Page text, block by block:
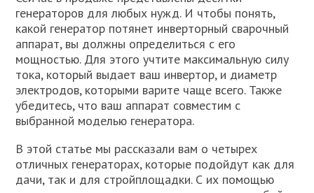
генераторов для любых нужд. И чтобы понять,
какой генератор потянет инверторный сварочный
аппарат, вы должны определиться с его
мощностью. Для этого учтите максимальную силу
тока, который выдает ваш инвертор, и диаметр
электродов, которыми варите чаще всего. Также
убедитесь, что ваш аппарат совместим с
выбранной моделью генератора.
В этой статье мы рассказали вам о четырех
отличных генераторах, которые подойдут как для
дачи, так и для стройплощадки. С их помощью